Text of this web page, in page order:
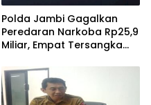
Polda Jambi Gagalkan
Peredaran Narkoba Rp25,9
Miliar, Empat Tersangka